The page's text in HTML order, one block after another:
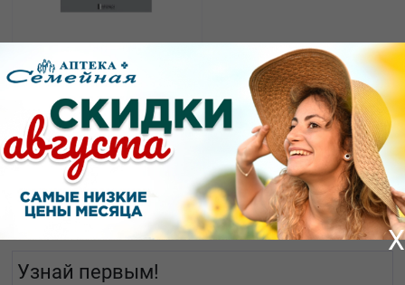
от880.00₽
Полижинакс капсулы
вагинальные №12
Показать еще
Узнай первым!
X